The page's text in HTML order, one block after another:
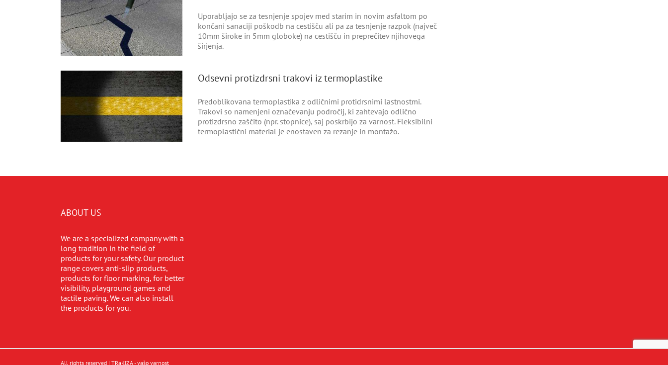
Uporabljajo se za tesnjenje spojev med starim in novim asfaltom po
končani sanaciji poškodb na cestišču ali pa za tesnjenje razpok (največ
10mm široke in 5mm globoke) na cestišču in preprečitev njihovega
širjenja.
Odsevni protizdrsni trakovi iz termoplastike
Predoblikovana termoplastika z odličnimi protidrsnimi lastnostmi.
Trakovi so namenjeni označevanju področij, ki zahtevajo odlično
protizdrsno zaščito (npr. stopnice), saj poskrbijo za varnost. Fleksibilni
termoplastični material je enostaven za rezanje in montažo.
ABOUT US
We are a specialized company with a
long tradition in the field of
products for your safety. Our product
range covers anti-slip products,
products for floor marking, for better
visibility, playground games and
tactile paving. We can also install
the products for you.
All rights reserved | TRaKIZA - vašo varnost